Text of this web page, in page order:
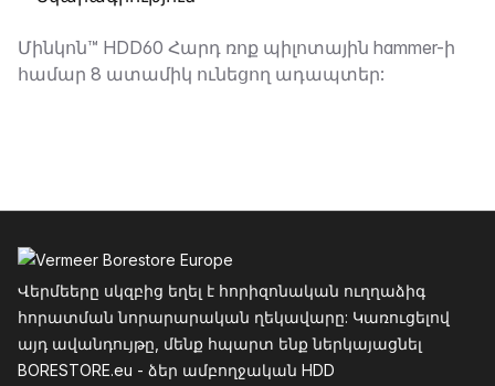
Նկարագրություն
Մինկոն™ HDD60 Հարդ ռոք պիլոտային hammer-ի
համար 8 ատամիկ ունեցող ադապտեր:
Վերմեերը սկզբից եղել է հորիզոնական ուղղաձիգ
հորատման նորարարական ղեկավարը: Կառուցելով
այդ ավանդույթը, մենք հպարտ ենք ներկայացնել
BORESTORE.eu - ձեր ամբողջական HDD